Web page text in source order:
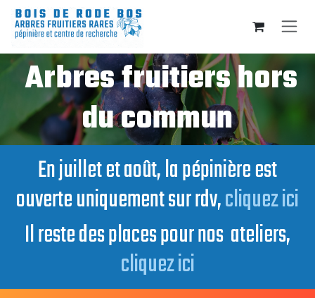
Se rendre au contenu
Arbres fruitiers hors
du commun
En juillet et août, la pépinière est
ouverte uniquement sur rdv,cliquez ici
Il reste des places pour nos ateliers,
cliquez ici